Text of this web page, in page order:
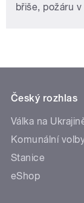
břiše, požáru
Český rozhlas
Válka na
Komunální
Stanice
eShop